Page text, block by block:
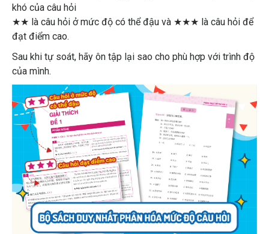
khó của câu hỏi
★★ là câu hỏi ở mức độ có thể đậu và ★★★ là câu hỏi để
đạt điểm cao.
Sau khi tự soát, hãy ôn tập lại sao cho phù hợp với trình độ
của mình.